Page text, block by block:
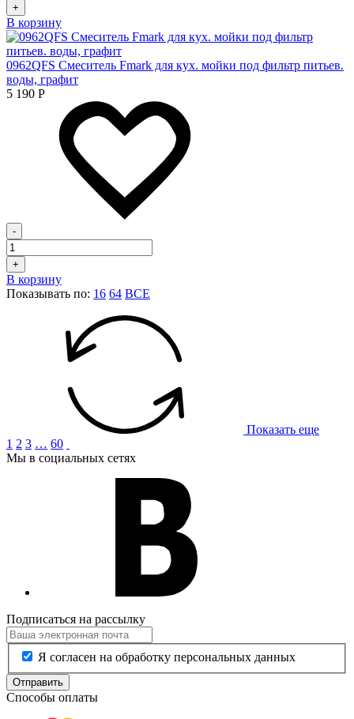
+
В корзину
0962QFS Смеситель Fmark для кух. мойки под фильтр питьев.
воды, графит
5 190 Р
-
+
В корзину
Показывать по: 16 64 ВСЕ
Показать еще
1 2 3 … 60
Мы в социальных сетях
Подписаться на рассылку
Я согласен на обработку персональных данных
Отправить
Способы оплаты